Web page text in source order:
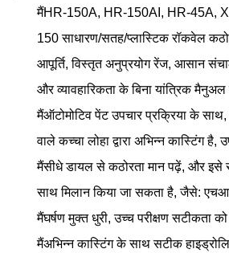
मैंHR-150A, HR-150AI, HR-45A,
150 साधारण/सतह/प्लास्टिक रॉकवेल
आपूर्ति, विस्तृत अनुप्रयोग रेंज, आसान
और व्यावहारिकता के बिना यांत्रिक मैनुअल
मैंऑटोमोटिव पेंट उपचार प्रक्रिया के साथ,
वाले कच्चा लोहा द्वारा अभिन्न कास्टिंग
मैंसीधे डायल से कठोरता मान पढ़ें, और इसे
साथ मिलान किया जा सकता है, जैसे:
मैंघर्षण मुक्त धुरी, उच्च परीक्षण सटीकता
मैंअभिन्न कास्टिंग के साथ सटीक